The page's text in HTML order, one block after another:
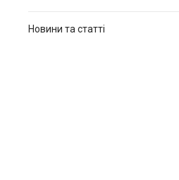
Новини та статті